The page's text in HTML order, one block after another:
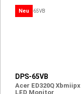
Neu
DPS-65VB
Acer ED320Q Xbmiipx
LED Monitor